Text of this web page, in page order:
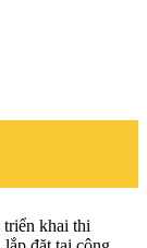
triển khai thi